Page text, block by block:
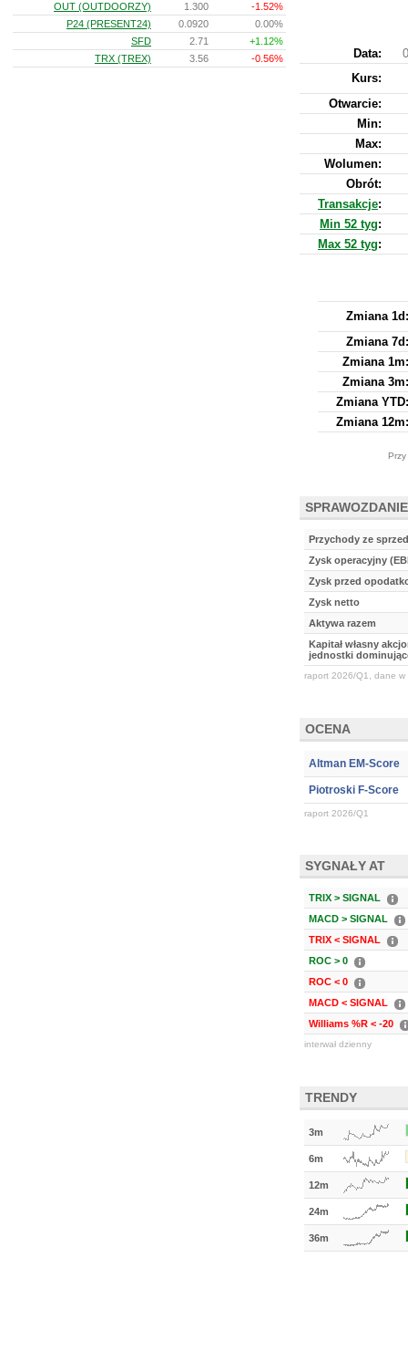
Data:
Kurs:
Otwarcie:
Min:
Max:
Wolumen:
Obrót:
Transakcje:
Min 52 tyg:
Max 52 tyg:
Zmiana 1d:
Zmiana 7d:
Zmiana 1m:
Zmiana 3m:
Zmiana YTD:
Zmiana 12m:
Przychody ze
Zysk operacyjny
Zysk przed
Zysk netto
Aktywa razem
Kapitał własny
jednostki
raport 2026/Q1, dane w
OCENA
Altman EM-Score
Piotroski F-Score
raport 2026/Q1
SYGNAŁY AT
TRIX > SIGNAL
MACD > SIGNAL
TRIX < SIGNAL
ROC > 0
ROC < 0
MACD < SIGNAL
Williams %R < -20
interwał dzienny
TRENDY
3m
6m
12m
24m
36m
OUT (OUTDOORZY)
1.300
-1.52%
P24 (PRESENT24)
0.0920
0.00%
SFD
2.71
+1.12%
TRX (TREX)
3.56 -0.56%